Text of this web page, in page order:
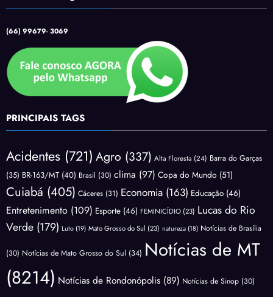
(66) 99679- 3069
PRINCIPAIS TAGS
Acidentes (721) Agro (337) Alta Floresta (24) Barra do Garças
(35) BR-163/MT (40) Brasil (30) clima (97) Copa do Mundo (51)
Cuiabá (405) Cáceres (31) Economia (163) Educação (46)
Entretenimento (109) Esporte (46) FEMINICÍDIO (23) Lucas do Rio
Verde (179) Luto (19) Mato Grosso do Sul (23) natureza (18) Notícias de Brasília
(30) Notícias de Mato Grosso do Sul (34) Notícias de MT
(8214) Notícias de Rondonópolis (89) Notícias de Sinop (30)